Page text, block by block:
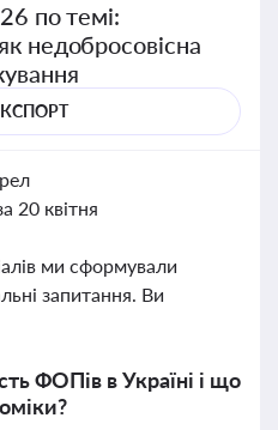
по темі:
недобросовісна
20 квітня
ми сформували
запитання. Ви
ФОПів в Україні і що